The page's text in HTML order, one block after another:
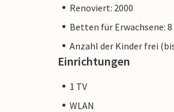
Renoviert: 2000
Betten für Erwachsene: 8
Anzahl der Kinder frei
Einrichtungen
1 TV
WLAN